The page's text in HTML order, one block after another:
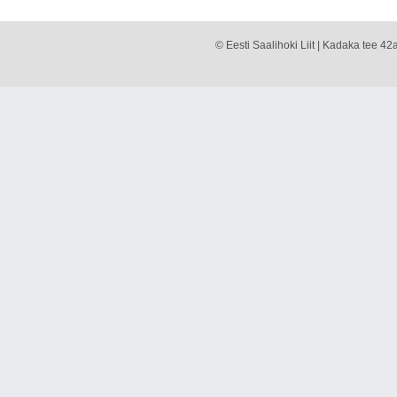
© Eesti Saalihoki Liit | Kadaka tee